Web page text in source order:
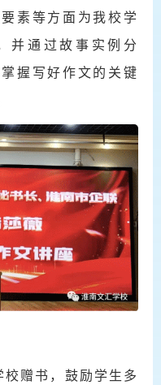
素等方面为我校学
并通过故事实例分
握写好作文的关键
赠书，鼓励学生多